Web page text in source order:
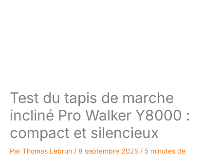
Test du tapis de marche
incliné Pro Walker Y8000 :
compact et silencieux
Par Thomas Lebrun / 8 septembre 2025 / 5 minutes de